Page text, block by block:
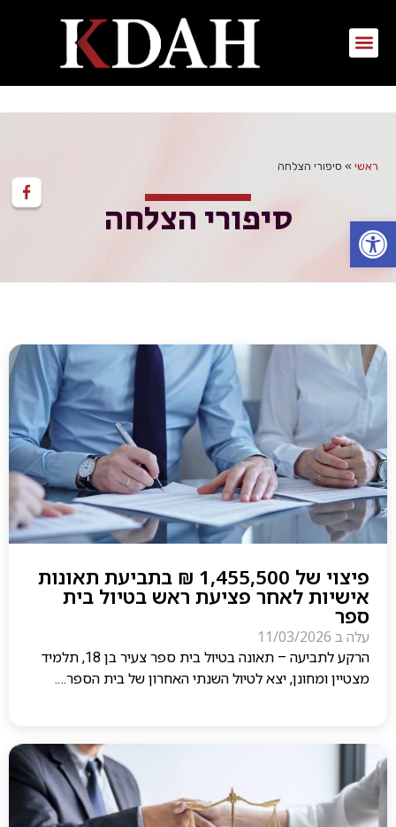
פתח סרגל נגישות
ראשי » סיפורי הצלחה
סיפורי הצלחה
פיצוי של 1,455,500 ₪ בתביעת תאונות
אישיות לאחר פציעת ראש בטיול בית
ספר
עלה ב 11/03/2026
הרקע לתביעה – תאונה בטיול בית ספר צעיר בן 18, תלמיד
מצטיין ומחונן, יצא לטיול השנתי האחרון של בית הספר….